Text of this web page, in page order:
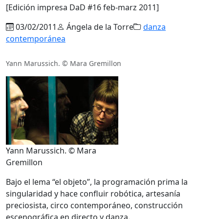
[Edición impresa DaD #16 feb-marz 2011]
03/02/2011
Ángela de la Torre
danza
contemporánea
Yann Marussich. © Mara Gremillon
Yann Marussich. © Mara
Gremillon
Bajo el lema “el objeto”, la programación prima la
singularidad y hace confluir robótica, artesanía
preciosista, circo contemporáneo, construcción